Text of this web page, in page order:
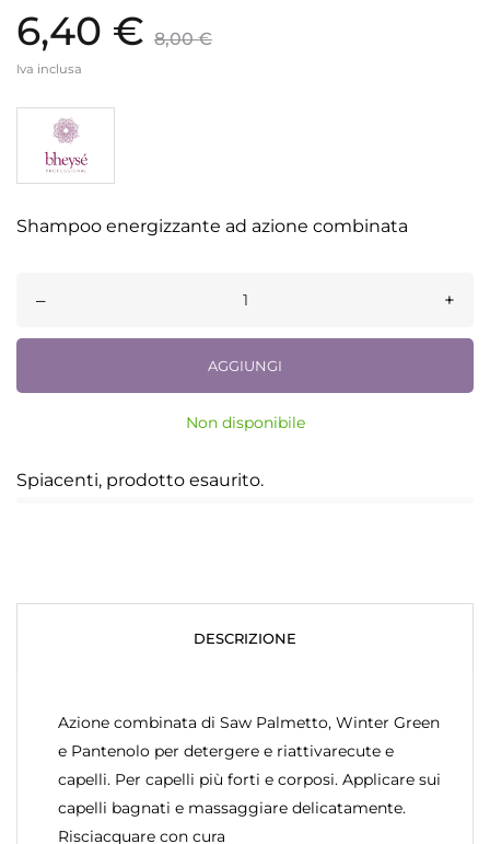
6,40 € 8,00 €
Iva inclusa
Shampoo energizzante ad azione combinata
– +
AGGIUNGI
Non disponibile
Spiacenti, prodotto esaurito.
DESCRIZIONE
Azione combinata di Saw Palmetto, Winter Green
e Pantenolo per detergere e riattivarecute e
capelli. Per capelli più forti e corposi. Applicare sui
capelli bagnati e massaggiare delicatamente.
Risciacquare con cura